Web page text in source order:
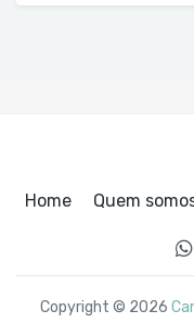
Home Quem
Copyright © 2026